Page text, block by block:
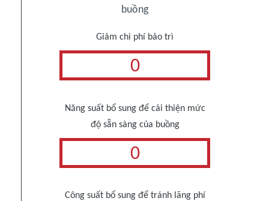
buồng
Giảm chi phí bảo trì
0
Năng suất bổ sung để cải thiện mức
độ sẵn sàng của buồng
0
Công suất bổ sung để tránh lãng phí